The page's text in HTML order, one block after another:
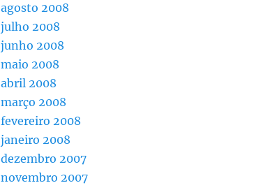
agosto 2008
julho 2008
junho 2008
maio 2008
abril 2008
março 2008
fevereiro 2008
janeiro 2008
dezembro 2007
novembro 2007